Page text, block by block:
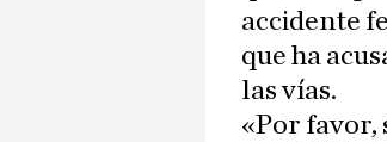
accidente
que ha
las vías.
«Por favor,